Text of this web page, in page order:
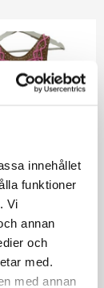
innehållet
funktioner
Vi
annan
och
med.
med annan
80029 rosa
kr